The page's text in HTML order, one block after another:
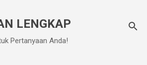
LENGKAP
Pertanyaan Anda!